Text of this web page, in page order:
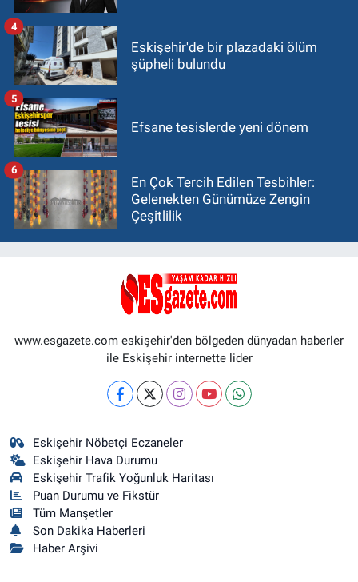
Eskişehir'de bir plazadaki ölüm
şüpheli bulundu
4
Efsane tesislerde yeni dönem
5
En Çok Tercih Edilen Tesbihler:
Gelenekten Günümüze Zengin
Çeşitlilik
6
www.esgazete.com eskişehir'den bölgeden dünyadan haberler
ile Eskişehir internette lider
Eskişehir Nöbetçi Eczaneler
Eskişehir Hava Durumu
Eskişehir Trafik Yoğunluk Haritası
Puan Durumu ve Fikstür
Tüm Manşetler
Son Dakika Haberleri
Haber Arşivi